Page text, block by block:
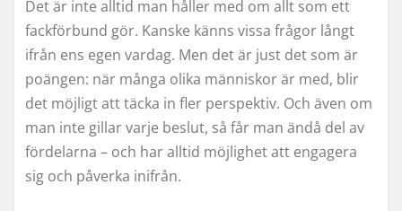
Det är inte alltid man håller med om allt som ett
fackförbund gör. Kanske känns vissa frågor långt
ifrån ens egen vardag. Men det är just det som är
poängen: när många olika människor är med, blir
det möjligt att täcka in fler perspektiv. Och även om
man inte gillar varje beslut, så får man ändå del av
fördelarna – och har alltid möjlighet att engagera
sig och påverka inifrån.